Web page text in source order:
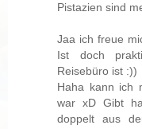
Pistazien sind
Jaa ich freue
Ist doch
Reisebüro ist :))
Haha kann ich
war xD Gibt
doppelt aus